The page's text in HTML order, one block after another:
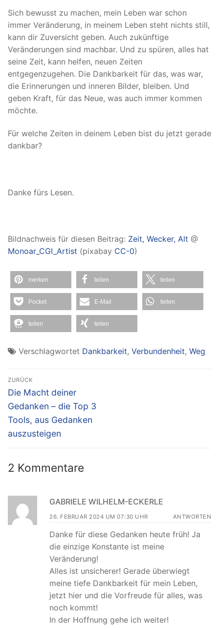
Sich bewusst zu machen, mein Leben war schon
immer Veränderung, in meinem Leben steht nichts still,
kann dir Zuversicht geben. Auch zukünftige
Veränderungen sind machbar. Und zu spüren, alles hat
seine Zeit, kann helfen, neuen Zeiten
entgegenzugehen. Die Dankbarkeit für das, was war,
die Erinnerungen und inneren Bilder, bleiben. Und
geben Kraft, für das Neue, was auch immer kommen
möchte.
Für welche Zeiten in deinem Leben bist du jetzt gerade
dankbar?
Danke fürs Lesen.
Bildnachweis für diesen Beitrag: Zeit, Wecker, Alt @
Monoar_CGI_Artist (pixabay CC-0)
merken teilen teilen
Pocket E-Mail teilen
teilen teilen
Verschlagwortet Dankbarkeit, Verbundenheit, Weg
Beitragsnavigation
ZURÜCK
Vorheriger
Beitrag:
Die Macht deiner
Gedanken – die Top 3
Tools, aus Gedanken
auszusteigen
2 Kommentare
GABRIELE WILHELM-ECKERLE
26. FEBRUAR 2024 UM 07:30 UHR ANTWORTEN
Danke für diese Gedanken heute früh! Ja
die einzige Konstante ist meine
Veränderung!
Alles ist unsicherer! Gerade überwiegt
meine tiefe Dankbarkeit für mein Leben,
jetzt hier und die Vorfreude für alles, was
noch kommt!
In der Hoffnung gehe ich weiter!